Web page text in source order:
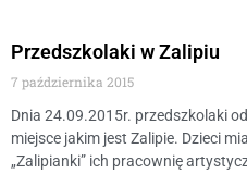
Przedszkolaki w Zalipiu
7 października 2015
Dnia 24.09.2015r. przedszkolaki
miejsce jakim jest Zalipie. Dzieci
„Zalipianki” ich pracownię